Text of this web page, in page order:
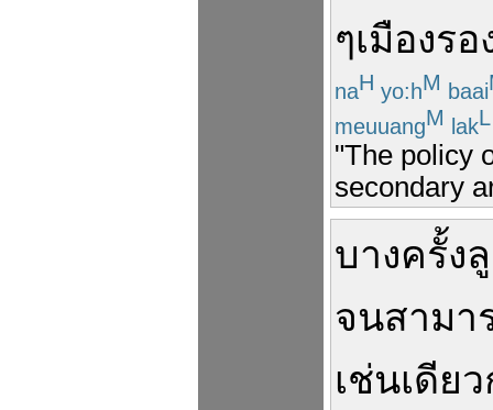
ๆเมืองรอ
naH yo:hM baai
meuuangM lakL
"The policy
secondary
บางครั้ง
จนสามา
เช่นเดีย